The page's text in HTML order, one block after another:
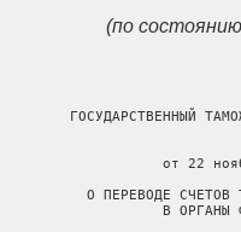
(по
ГОСУДАРСТВЕННЫЙ
от 22
О ПЕРЕВОДЕ СЧЕТОВ
В ОРГАНЫ